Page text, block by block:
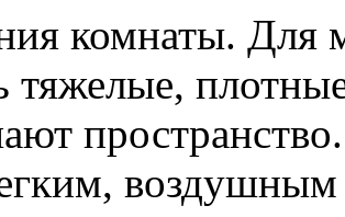
комнаты. Для
тяжелые,